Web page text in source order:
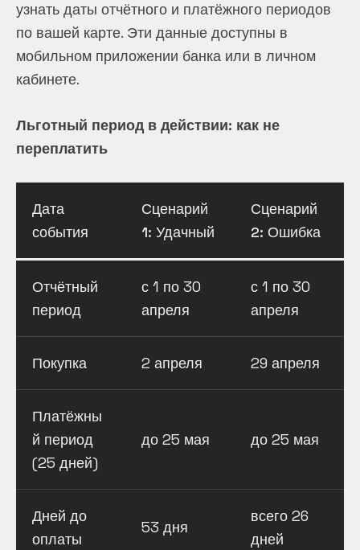
узнать даты отчётного и платёжного периодов
по вашей карте. Эти данные доступны в
мобильном приложении банка или в личном
кабинете.
Льготный период в действии: как не
переплатить
Дата
события
Сценарий
1: Удачный
Сценарий
2: Ошибка
Отчётный
период
с 1 по 30
апреля
с 1 по 30
апреля
Покупка 2 апреля 29 апреля
Платёжны
й период
(25 дней)
до 25 мая до 25 мая
Дней до
оплаты
53 дня
всего 26
дней